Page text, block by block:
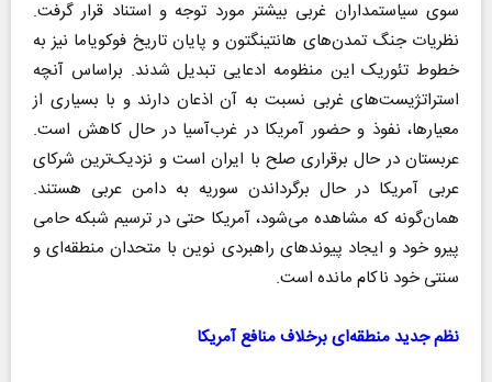
سوی سیاستمداران غربی بیشتر مورد توجه و استناد قرار گرفت.
نظریات جنگ تمدن‌های هانتینگتون و پایان تاریخ فوکویاما نیز به
خطوط تئوریک این منظومه ادعایی تبدیل شدند. براساس آنچه
استراتژیست‌های غربی نسبت به آن اذعان دارند و با بسیاری از
معیارها، نفوذ و حضور آمریکا در ‌غرب‌آسیا در حال کاهش است.
عربستان در حال برقراری صلح با ایران است و نزدیک‌ترین شرکای
عربی آمریکا در حال برگرداندن سوریه به دامن عربی هستند.
همان‌گونه که مشاهده می‌شود، آمریکا حتی در ترسیم شبکه حامی
پیرو خود و ایجاد پیوندهای راهبردی نوین با متحدان منطقه‌ای و
سنتی خود ناکام مانده است.
نظم جدید منطقه‌ای برخلاف منافع آمریکا